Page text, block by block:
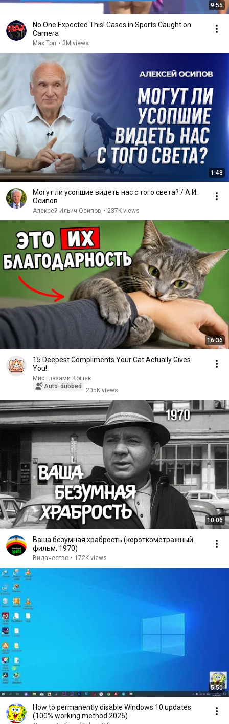
9:55
No One Expected This! Cases in Sports Caught on
Camera
Max Топ • 3M views
1:48
Могут ли усопшие видеть нас с того света? / А.И.
Осипов
Алексей Ильич Осипов • 237K views
16:36
15 Deepest Compliments Your Cat Actually Gives
You!
Мир Глазами Кошек
Auto-dubbed
205K views
10:06
Ваша безумная храбрость (короткометражный
фильм, 1970)
Видачество • 172K views
5:50
How to permanently disable Windows 10 updates
(100% working method 2026)